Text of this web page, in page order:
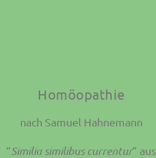
Homöopathie
nach Samuel Hahnemann
“Similia similibus currentur” aus